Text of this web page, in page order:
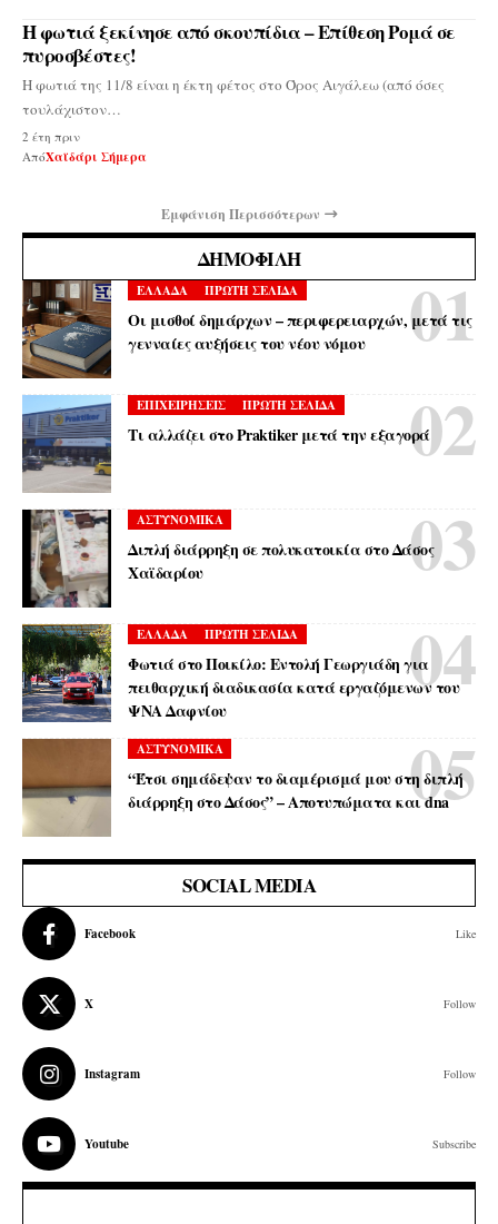
Η φωτιά ξεκίνησε από σκουπίδια – Επίθεση Ρομά σε
πυροσβέστες!
Η φωτιά της 11/8 είναι η έκτη φέτος στο Όρος Αιγάλεω (από όσες
τουλάχιστον…
2 έτη πριν
ΑπόΧαϊδάρι Σήμερα
Εμφάνιση Περισσότερων
ΔΗΜΟΦΙΛΉ
ΕΛΛΑΔΑ ΠΡΩΤΗ ΣΕΛΙΔΑ
Οι μισθοί δημάρχων – περιφερειαρχών, μετά τις
γενναίες αυξήσεις του νέου νόμου
ΕΠΙΧΕΙΡΗΣΕΙΣ ΠΡΩΤΗ ΣΕΛΙΔΑ
Τι αλλάζει στο Praktiker μετά την εξαγορά
ΑΣΤΥΝΟΜΙΚΑ
Διπλή διάρρηξη σε πολυκατοικία στο Δάσος
Χαϊδαρίου
ΕΛΛΑΔΑ ΠΡΩΤΗ ΣΕΛΙΔΑ
Φωτιά στο Ποικίλο: Εντολή Γεωργιάδη για
πειθαρχική διαδικασία κατά εργαζόμενων του
ΨΝΑ Δαφνίου
ΑΣΤΥΝΟΜΙΚΑ
“Έτσι σημάδεψαν το διαμέρισμά μου στη διπλή
διάρρηξη στο Δάσος” – Αποτυπώματα και dna
SOCIAL MEDIA
Facebook Like
X Follow
Instagram Follow
Youtube Subscribe